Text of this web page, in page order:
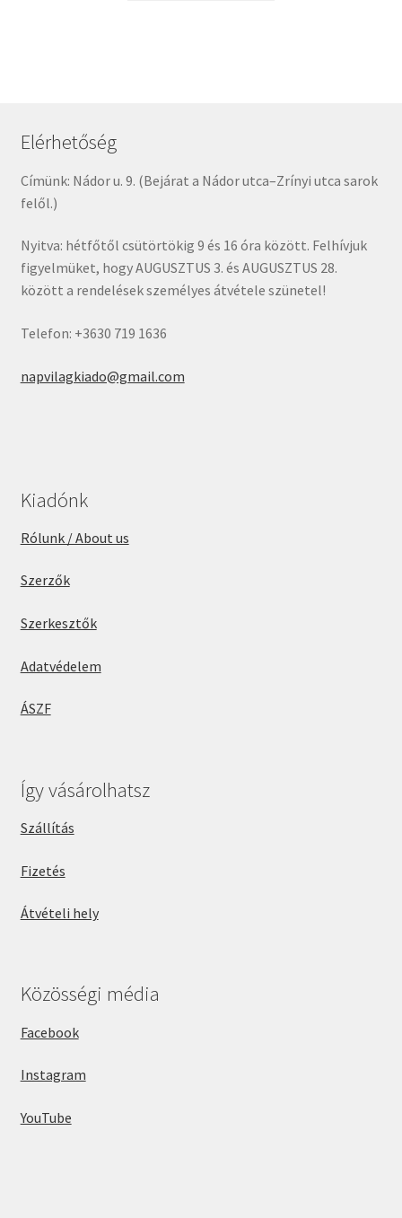
Elérhetőség
Címünk: Nádor u. 9. (Bejárat a Nádor utca–Zrínyi utca sarok
felől.)
Nyitva: hétfőtől csütörtökig 9 és 16 óra között. Felhívjuk
figyelmüket, hogy AUGUSZTUS 3. és AUGUSZTUS 28.
között a rendelések személyes átvétele szünetel!
Telefon: +3630 719 1636
napvilagkiado@gmail.com
Kiadónk
Rólunk / About us
Szerzők
Szerkesztők
Adatvédelem
ÁSZF
Így vásárolhatsz
Szállítás
Fizetés
Átvételi hely
Közösségi média
Facebook
Instagram
YouTube